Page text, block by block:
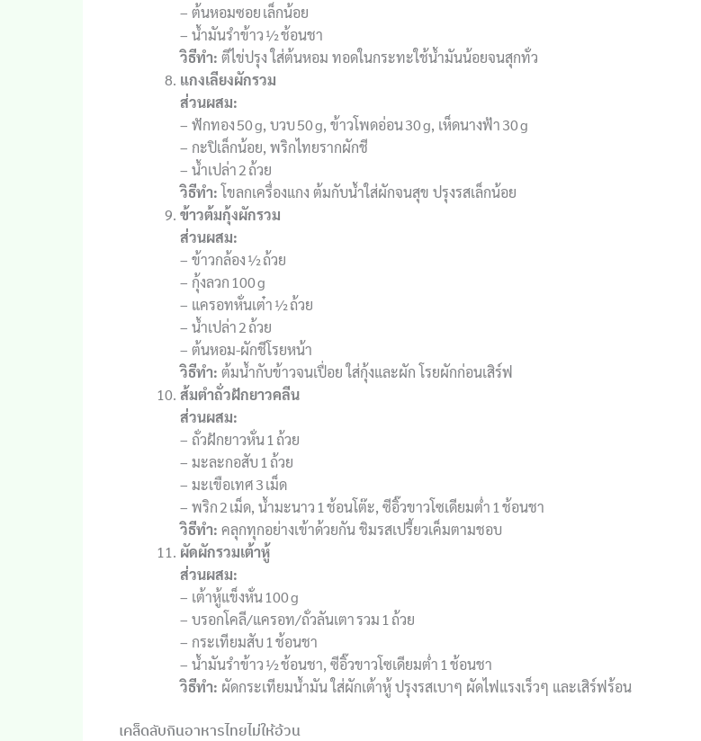
– ต้นหอมซอย เล็กน้อย
– น้ำมันรำข้าว ½ ช้อนชา
วิธีทำ: ตีไข่ปรุง ใส่ต้นหอม ทอดในกระทะใช้น้ำมันน้อยจนสุกทั่ว
แกงเลียงผักรวม
ส่วนผสม:
– ฟักทอง 50 g, บวบ 50 g, ข้าวโพดอ่อน 30 g, เห็ดนางฟ้า 30 g
– กะปิเล็กน้อย, พริกไทยรากผักชี
– น้ำเปล่า 2 ถ้วย
วิธีทำ:โขลกเครื่องแกง ต้มกับน้ำใส่ผักจนสุข ปรุงรสเล็กน้อย
ข้าวต้มกุ้งผักรวม
ส่วนผสม:
– ข้าวกล้อง ½ ถ้วย
– กุ้งลวก 100 g
– แครอทหั่นเต๋า ½ ถ้วย
– น้ำเปล่า 2 ถ้วย
– ต้นหอม-ผักชีโรยหน้า
วิธีทำ: ต้มน้ำกับข้าวจนเปื่อย ใส่กุ้งและผัก โรยผักก่อนเสิร์ฟ
ส้มตำถั่วฝักยาวคลีน
ส่วนผสม:
– ถั่วฝักยาวหั่น 1 ถ้วย
– มะละกอสับ 1 ถ้วย
– มะเขือเทศ 3 เม็ด
– พริก 2 เม็ด, น้ำมะนาว 1 ช้อนโต๊ะ, ซีอิ๊วขาวโซเดียมต่ำ 1 ช้อนชา
วิธีทำ: คลุกทุกอย่างเข้าด้วยกัน ชิมรสเปรี้ยวเค็มตามชอบ
ผัดผักรวมเต้าหู้
ส่วนผสม:
– เต้าหู้แข็งหั่น 100 g
– บรอกโคลี/แครอท/ถั่วลันเตา รวม 1 ถ้วย
– กระเทียมสับ 1 ช้อนชา
– น้ำมันรำข้าว ½ ช้อนชา, ซีอิ๊วขาวโซเดียมต่ำ 1 ช้อนชา
วิธีทำ: ผัดกระเทียมน้ำมัน ใส่ผักเต้าหู้ ปรุงรสเบาๆ ผัดไฟแรงเร็วๆ และเสิร์ฟร้อน
เคล็ดลับกินอาหารไทยไม่ให้อ้วน